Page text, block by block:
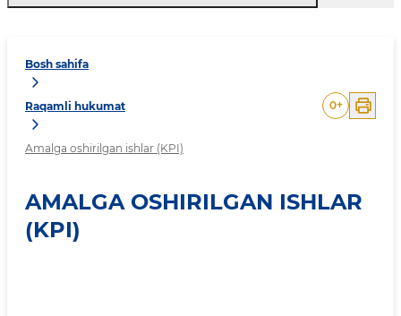
Bosh sahifa
Raqamli hukumat
Amalga oshirilgan ishlar (KPI)
0+
AMALGA OSHIRILGAN ISHLAR
(KPI)